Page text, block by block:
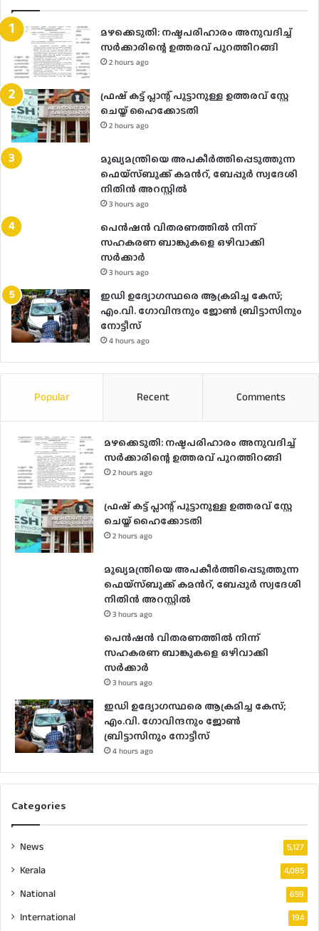
മഴക്കെടുതി: നഷ്ടപരിഹാരം അനുവദിച്ച്
സർക്കാരിന്റെ ഉത്തരവ് പുറത്തിറങ്ങി
2 hours ago
ഫ്രഷ് കട്ട് പ്ലാന്റ് പൂട്ടാനുള്ള ഉത്തരവ് സ്റ്റേ
ചെയ്ത് ഹൈക്കോടതി
2 hours ago
മുഖ്യമന്ത്രിയെ അപകീർത്തിപ്പെടുത്തുന്ന
ഫെയ്സ്ബുക്ക് കമന്‍റ്, ബേപ്പൂർ സ്വദേശി
നിതിൻ അറസ്റ്റിൽ
3 hours ago
പെൻഷൻ വിതരണത്തിൽ നിന്ന്
സഹകരണ ബാങ്കുകളെ ഒഴിവാക്കി
സർക്കാർ
3 hours ago
ഇഡി ഉദ്യോഗസ്ഥരെ ആക്രമിച്ച കേസ്;
എം.വി. ഗോവിന്ദനും ജോൺ ബ്രിട്ടാസിനും
നോട്ടീസ്
4 hours ago
Popular Recent Comments
മഴക്കെടുതി: നഷ്ടപരിഹാരം അനുവദിച്ച്
സർക്കാരിന്റെ ഉത്തരവ് പുറത്തിറങ്ങി
2 hours ago
ഫ്രഷ് കട്ട് പ്ലാന്റ് പൂട്ടാനുള്ള ഉത്തരവ് സ്റ്റേ
ചെയ്ത് ഹൈക്കോടതി
2 hours ago
മുഖ്യമന്ത്രിയെ അപകീർത്തിപ്പെടുത്തുന്ന
ഫെയ്സ്ബുക്ക് കമന്‍റ്, ബേപ്പൂർ സ്വദേശി
നിതിൻ അറസ്റ്റിൽ
3 hours ago
പെൻഷൻ വിതരണത്തിൽ നിന്ന്
സഹകരണ ബാങ്കുകളെ ഒഴിവാക്കി
സർക്കാർ
3 hours ago
ഇഡി ഉദ്യോഗസ്ഥരെ ആക്രമിച്ച കേസ്;
എം.വി. ഗോവിന്ദനും ജോൺ
ബ്രിട്ടാസിനും നോട്ടീസ്
4 hours ago
Categories
News 5,127
Kerala 4,085
National 659
International 194